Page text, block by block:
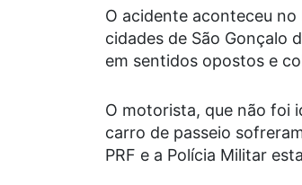
O acidente aconteceu no
cidades de São Gonçalo
em sentidos opostos e
O motorista, que não foi
carro de passeio
PRF e a Polícia Militar